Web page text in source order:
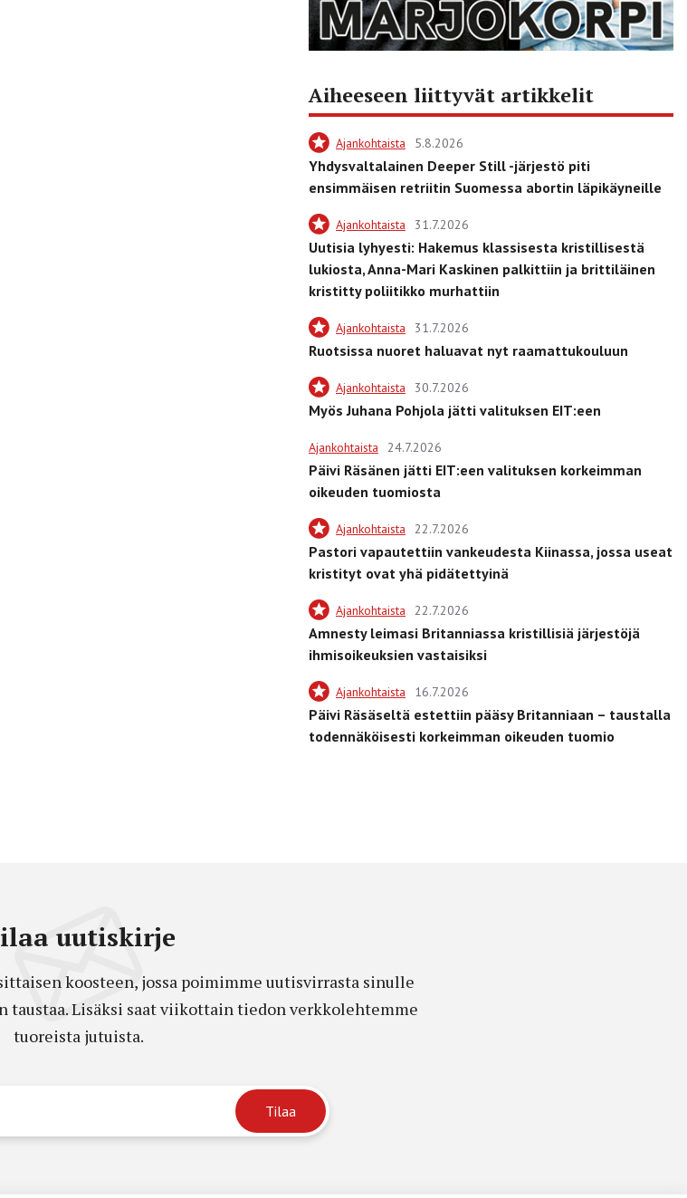
Aiheeseen liittyvät artikkelit
Ajankohtaista 5.8.2026
Yhdysvaltalainen Deeper Still -järjestö piti
ensimmäisen retriitin Suomessa abortin läpikäyneille
Ajankohtaista 31.7.2026
Uutisia lyhyesti: Hakemus klassisesta kristillisestä
lukiosta, Anna-Mari Kaskinen palkittiin ja brittiläinen
kristitty poliitikko murhattiin
Ajankohtaista 31.7.2026
Ruotsissa nuoret haluavat nyt raamattukouluun
Ajankohtaista 30.7.2026
Myös Juhana Pohjola jätti valituksen EIT:een
Ajankohtaista 24.7.2026
Päivi Räsänen jätti EIT:een valituksen korkeimman
oikeuden tuomiosta
Ajankohtaista 22.7.2026
Pastori vapautettiin vankeudesta Kiinassa, jossa useat
kristityt ovat yhä pidätettyinä
Ajankohtaista 22.7.2026
Amnesty leimasi Britanniassa kristillisiä järjestöjä
ihmisoikeuksien vastaisiksi
Ajankohtaista 16.7.2026
Päivi Räsäseltä estettiin pääsy Britanniaan – taustalla
todennäköisesti korkeimman oikeuden tuomio
uutiskirje
koosteen, jossa poimimme uutisvirrasta sinulle
taustaa. Lisäksi saat viikottain tiedon verkkolehtemme
tuoreista jutuista.